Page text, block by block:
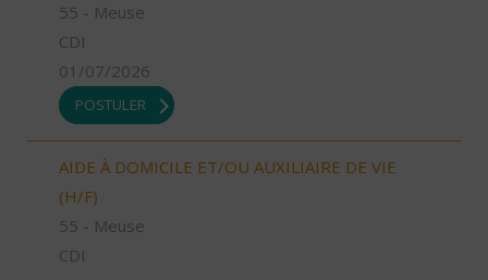
55 - Meuse
CDI
01/07/2026
POSTULER
AIDE À DOMICILE ET/OU AUXILIAIRE DE VIE
(H/F)
55 - Meuse
CDI